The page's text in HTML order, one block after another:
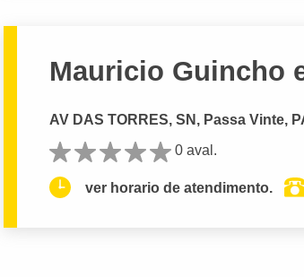
Mauricio Guincho
AV DAS TORRES, SN, Passa Vinte,
0 aval.
ver horario de atendimento.